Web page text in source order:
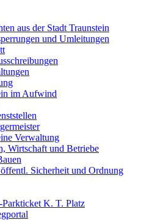
aus der Stadt Traunstein
und Umleitungen
im Aufwind
Verwaltung
Wirtschaft und Betriebe
Sicherheit und Ordnung
Parkticket K. T. Platz